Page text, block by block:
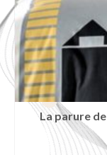
La parure